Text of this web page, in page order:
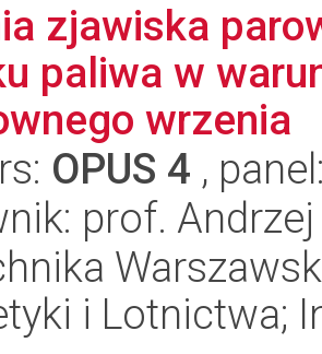
zjawiska
paliwa w
wrzenia
OPUS 4 ,
prof.
i Lotnictwa;